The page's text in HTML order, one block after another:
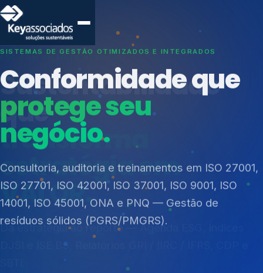
SISTEMAS DE GESTÃO OTIMIZADOS E INTEGRADOS
Conformidade que
protege seu
negócio.
Consultoria, auditoria e treinamentos em ISO 27001,
ISO 27701, ISO 42001, ISO 37001, ISO 9001, ISO
14001, ISO 45001, ONA e PNQ — Gestão de
resíduos sólidos (PGRS/PMGRS).
Índices de Mercado
Reputação e Cadeia
Reporte Regulatório